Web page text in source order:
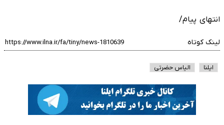
انتهای پیام/
لینک کوتاه
ایلنا الیاس حضرتی